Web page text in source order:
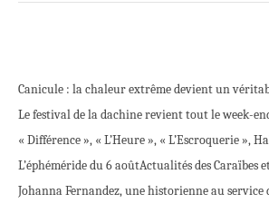
Canicule : la chaleur extrême devient un
Le festival de la dachine revient tout le week-
« Différence », « L’Heure », « L’Escroquerie »,
L’éphéméride du 6 aoûtActualités des Caraïbes
Johanna Fernandez, une historienne au service